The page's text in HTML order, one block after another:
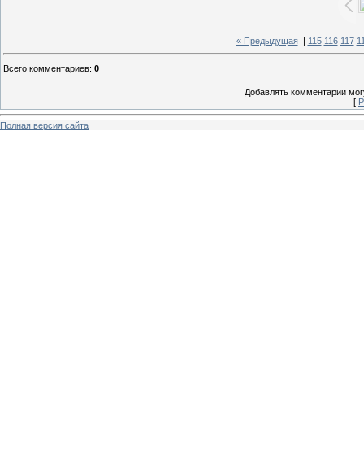
« Предыдущая| 115 116 117
Всего комментариев: 0
Добавлять комментарии
[
Полная версия сайта